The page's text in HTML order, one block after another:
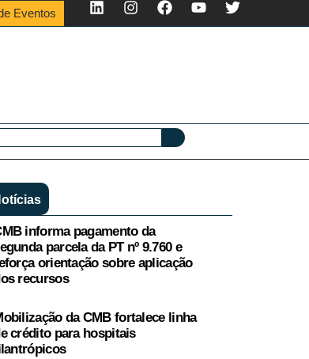
Eventos
informa pagamento da
parcela da PT nº 9.760 e
orientação sobre aplicação
recursos
da CMB fortalece linha
crédito para hospitais